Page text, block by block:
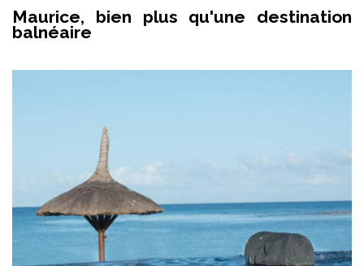
Maurice, bien plus qu'une destination
balnéaire